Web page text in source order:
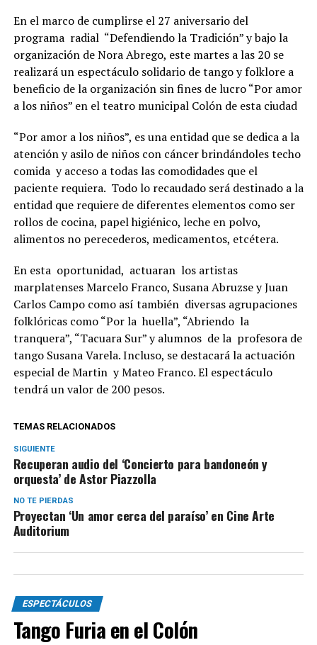
En el marco de cumplirse el 27 aniversario del
programa radial “Defendiendo la Tradición” y bajo la
organización de Nora Abrego, este martes a las 20 se
realizará un espectáculo solidario de tango y folklore a
beneficio de la organización sin fines de lucro “Por amor
a los niños” en el teatro municipal Colón de esta ciudad
“Por amor a los niños”, es una entidad que se dedica a la
atención y asilo de niños con cáncer brindándoles techo
comida y acceso a todas las comodidades que el
paciente requiera. Todo lo recaudado será destinado a la
entidad que requiere de diferentes elementos como ser
rollos de cocina, papel higiénico, leche en polvo,
alimentos no perecederos, medicamentos, etcétera.
En esta oportunidad, actuaran los artistas
marplatenses Marcelo Franco, Susana Abruzse y Juan
Carlos Campo como así también diversas agrupaciones
folklóricas como “Por la huella”, “Abriendo la
tranquera”, “Tacuara Sur” y alumnos de la profesora de
tango Susana Varela. Incluso, se destacará la actuación
especial de Martin y Mateo Franco. El espectáculo
tendrá un valor de 200 pesos.
TEMAS RELACIONADOS
SIGUIENTE
Recuperan audio del ‘Concierto para bandoneón y
orquesta’ de Astor Piazzolla
NO TE PIERDAS
Proyectan ‘Un amor cerca del paraíso’ en Cine Arte
Auditorium
ESPECTÁCULOS
Tango Furia en el Colón